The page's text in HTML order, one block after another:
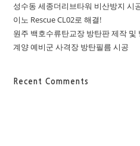
성수동 세종더리브타워 비산방지 시
이노 Rescue CL02로 해결!
원주 백호수류탄교장 방탄판 제작 및
계양 예비군 사격장 방탄필름 시공
Recent Comments